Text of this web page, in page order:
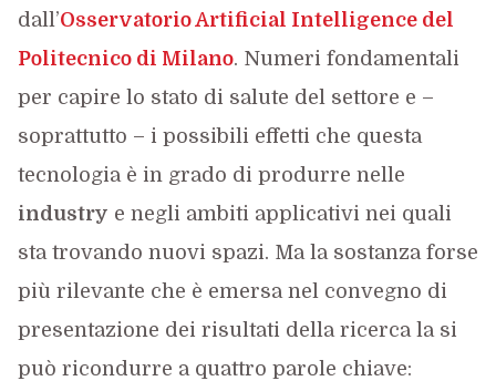
dall’Osservatorio Artificial Intelligence del
Politecnico di Milano. Numeri fondamentali
per capire lo stato di salute del settore e –
soprattutto – i possibili effetti che questa
tecnologia è in grado di produrre nelle
industry e negli ambiti applicativi nei quali
sta trovando nuovi spazi. Ma la sostanza forse
più rilevante che è emersa nel convegno di
presentazione dei risultati della ricerca la si
può ricondurre a quattro parole chiave: